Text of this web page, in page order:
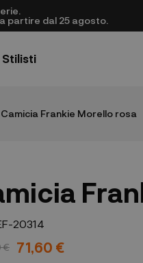
partire dal 25 agosto.
Stilisti
Camicia Frankie Morello rosa
20314
€ 71,60 €